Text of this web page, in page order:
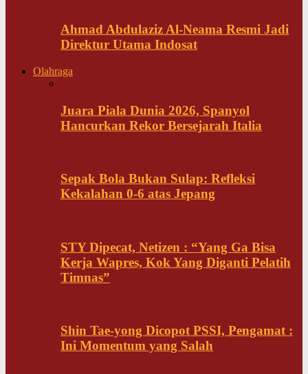
Ahmad Abdulaziz Al-Neama Resmi Jadi
Direktur Utama Indosat
Olahraga
Juara Piala Dunia 2026, Spanyol
Hancurkan Rekor Bersejarah Italia
Sepak Bola Bukan Sulap: Refleksi
Kekalahan 0-6 atas Jepang
STY Dipecat, Netizen : “Yang Ga Bisa
Kerja Wapres, Kok Yang Diganti Pelatih
Timnas”
Shin Tae-yong Dicopot PSSI, Pengamat :
Ini Momentum yang Salah